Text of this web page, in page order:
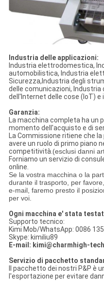
Industria delle applicazioni:
Industria elettrodomestica,
automobilistica, Industria
Sicurezza,Industria degli
delle comunicazioni,
dell'Internet delle cose (IoT) e
Garanzia:
La macchina completa ha un
momento dell'acquisto e di
La Commissione ritiene che
avere un ruolo di primo piano
competitività. (esclusi danni
Forniamo un servizio di
online.
Se la vostra macchina o la
durante il trasporto, per
e-mail, faremo presto il
per voi.
Ogni macchina e' stata
Supporto tecnico:
Kimi Mob/WhatsApp: 0086
Skype: kimiliu89
E-mail: kimi@charmhigh-
Servizio di pacchetto
Il pacchetto dei nostri P&P è
l'esportazione per evitare